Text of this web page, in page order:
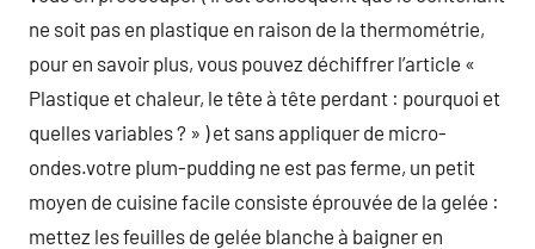
ne soit pas en plastique en raison de la thermométrie,
pour en savoir plus, vous pouvez déchiffrer l’article «
Plastique et chaleur, le tête à tête perdant : pourquoi et
quelles variables ? » ) et sans appliquer de micro-
ondes.votre plum-pudding ne est pas ferme, un petit
moyen de cuisine facile consiste éprouvée de la gelée :
mettez les feuilles de gelée blanche à baigner en